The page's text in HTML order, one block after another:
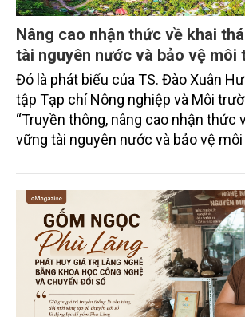
Nâng cao nhận thức về khai
tài nguyên nước và bảo vệ môi
Đó là phát biểu của TS. Đào Xuân
tập Tạp chí Nông nghiệp và Môi
“Truyền thông, nâng cao nhận thức
vững tài nguyên nước và bảo vệ
trường phối hợp với Sở Nông
tỉnh Lai Châu tổ chức ngày 10/7/
hút sự tham gia của hơn 100 đại
các đơn vị thuộc Bộ Nông nghiệp và
chuyên gia, nhà khoa học, Sở Nông
trường tỉnh Lai Châu và đại diện
doanh nghiệp ở các tỉnh miền núi